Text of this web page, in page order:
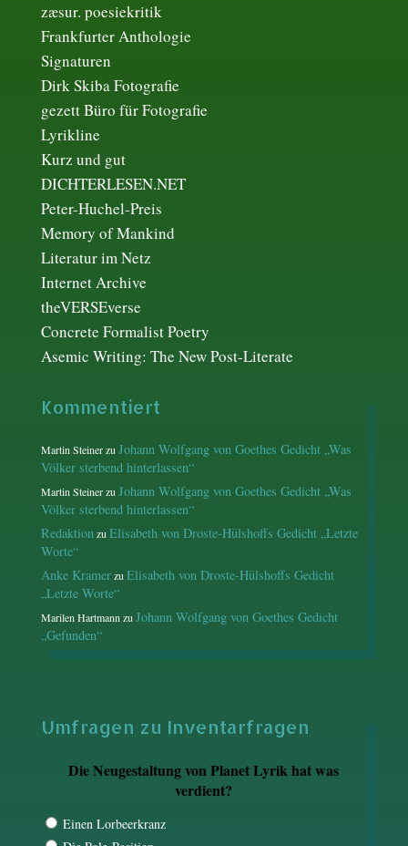
zæsur. poesiekritik
Frankfurter Anthologie
Signaturen
Dirk Skiba Fotografie
gezett Büro für Fotografie
Lyrikline
Kurz und gut
DICHTERLESEN.NET
Peter-Huchel-Preis
Memory of Mankind
Literatur im Netz
Internet Archive
theVERSEverse
Concrete Formalist Poetry
Asemic Writing: The New Post-Literate
Kommentiert
Martin SteinerzuJohann Wolfgang von Goethes Gedicht „Was
Völker sterbend hinterlassen“
Martin SteinerzuJohann Wolfgang von Goethes Gedicht „Was
Völker sterbend hinterlassen“
RedaktionzuElisabeth von Droste-Hülshoffs Gedicht „Letzte
Worte“
Anke KramerzuElisabeth von Droste-Hülshoffs Gedicht
„Letzte Worte“
Marilen HartmannzuJohann Wolfgang von Goethes Gedicht
„Gefunden“
Umfragen zu Inventarfragen
Die Neugestaltung von Planet Lyrik hat was
verdient?
Einen Lorbeerkranz